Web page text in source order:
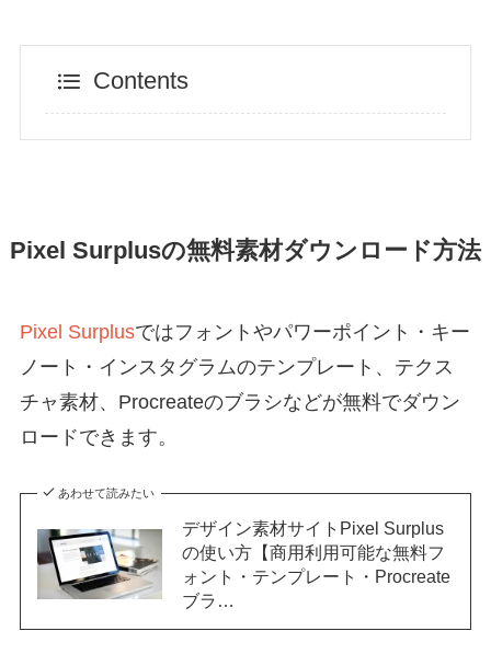
Contents
Pixel Surplusの無料素材ダウンロード方法
Pixel Surplusではフォントやパワーポイント・キー
ノート・インスタグラムのテンプレート、テクス
チャ素材、Procreateのブラシなどが無料でダウン
ロードできます。
あわせて読みたい
デザイン素材サイトPixel Surplus
の使い方【商用利用可能な無料フ
ォント・テンプレート・Procreate
ブラ…